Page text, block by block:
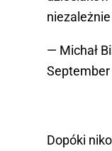
— Michał
September
Dopóki